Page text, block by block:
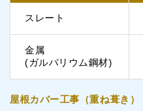
スレート
金属
(ガルバリウム鋼材)
屋根カバー工事（重ね葺き）